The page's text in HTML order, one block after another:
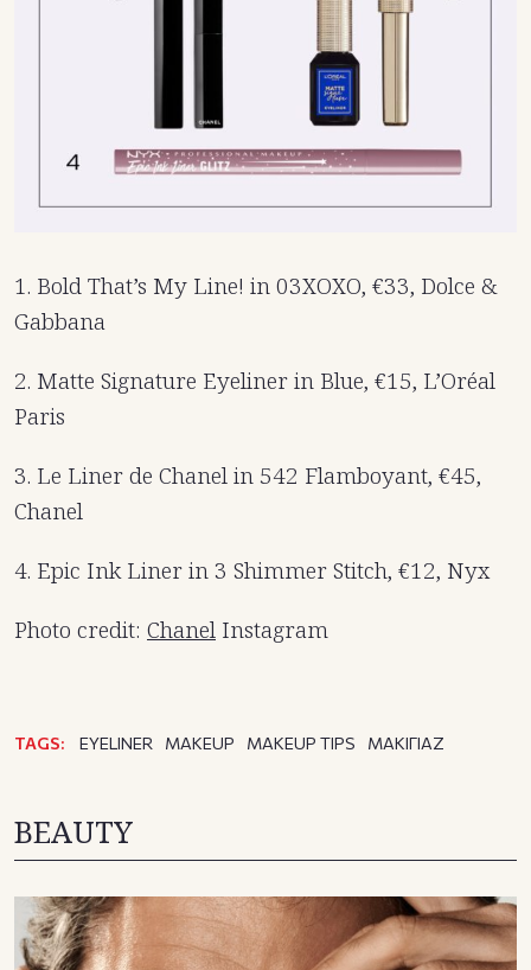
1. Bold That’s My Line! in 03XOXO, €33, Dolce &
Gabbana
2. Matte Signature Eyeliner in Blue, €15, L’Oréal
Paris
3. Le Liner de Chanel in 542 Flamboyant, €45,
Chanel
4. Epic Ink Liner in 3 Shimmer Stitch, €12, Nyx
Photo credit: Chanel Instagram
TAGS: EYELINER MAKEUP MAKEUP TIPS ΜΑΚΙΓΙΑΖ
BEAUTY